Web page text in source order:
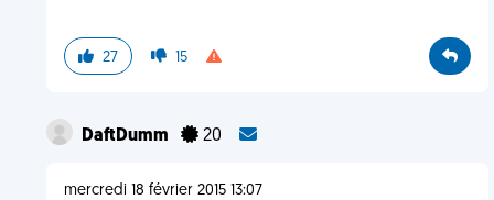
27 15
DaftDumm 20
mercredi 18 février 2015 13:07